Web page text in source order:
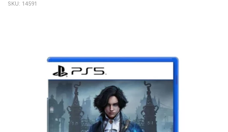
SKU: 14591